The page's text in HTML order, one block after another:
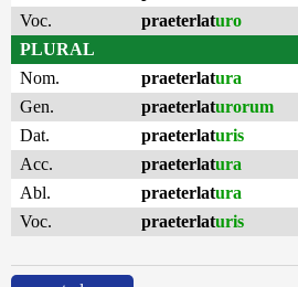
Voc.
praeterlaturo
PLURAL
Nom.
praeterlatura
Gen.
praeterlaturorum
Dat.
praeterlaturis
Acc.
praeterlatura
Abl.
praeterlatura
Voc.
praeterlaturis